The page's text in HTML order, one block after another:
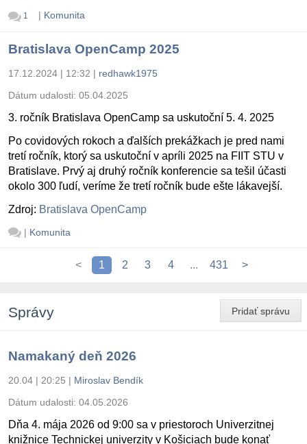
1 | Komunita
Bratislava OpenCamp 2025
17.12.2024 | 12:32 | redhawk1975
Dátum udalosti: 05.04.2025
3. ročník Bratislava OpenCamp sa uskutoční 5. 4. 2025
Po covidových rokoch a ďalších prekážkach je pred nami
tretí ročník, ktorý sa uskutoční v apríli 2025 na FIIT STU v
Bratislave. Prvý aj druhý ročník konferencie sa tešil účasti
okolo 300 ľudí, veríme že tretí ročník bude ešte lákavejší.
Zdroj: Bratislava OpenCamp
| Komunita
< 1 2 3 4 ... 431 >
Pridať správu
Správy
Namakaný deň 2026
20.04 | 20:25 | Miroslav Bendík
Dátum udalosti: 04.05.2026
Dňa 4. mája 2026 od 9:00 sa v priestoroch Univerzitnej
knižnice Technickej univerzity v Košiciach bude konať